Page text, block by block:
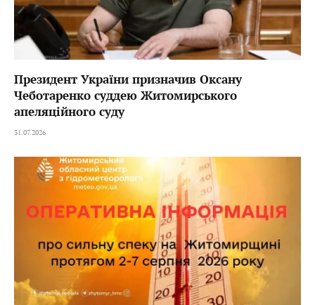
Президент України призначив Оксану
Чеботаренко суддею Житомирського
апеляційного суду
31.07.2026